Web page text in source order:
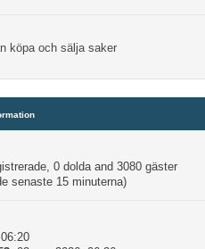
köpa och sälja saker
0 dolda and 3080 gäster
senaste 15 minuterna)